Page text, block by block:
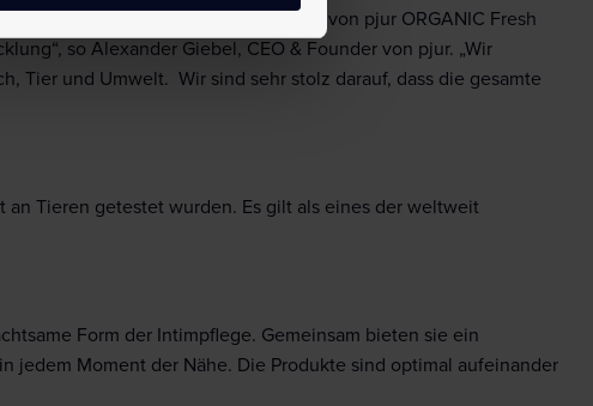
auszubauen. „Die Auszeichnung von pjur ORGANIC Fresh
so Alexander Giebel, CEO & Founder von pjur. „Wir
Tier und Umwelt. Wir sind sehr stolz darauf, dass die gesamte
Tieren getestet wurden. Es gilt als eines der weltweit
Form der Intimpflege. Gemeinsam bieten sie ein
jedem Moment der Nähe. Die Produkte sind optimal aufeinander